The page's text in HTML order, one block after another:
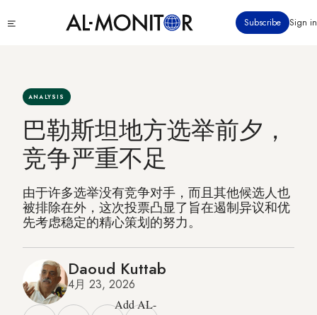
转
Subscribe Sign in
ANALYSIS
巴勒斯坦地方选举前夕，
竞争严重不足
由于许多选举没有竞争对手，而且其他候选人也
被排除在外，这次投票凸显了旨在遏制异议和优
先考虑稳定的精心策划的努力。
Daoud Kuttab
4月 23, 2026
Add AL-